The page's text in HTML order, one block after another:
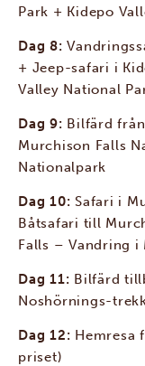
Park + Kidepo
Dag 8:
+ Jeep-safari i
Valley National
Dag 9: Bilfärd
Murchison Falls
Nationalpark
Dag 10: Safari i
Båtsafari till
Falls – Vandring i
Dag 11: Bilfärd
Noshörnings-
Dag 12: Hemresa
priset)